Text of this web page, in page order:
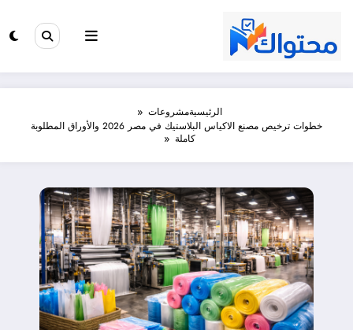
الرئيسيةمشروعات
خطوات ترخيص مصنع الاكياس البلاستيك في مصر 2026 والأوراق المطلوبة
كاملة